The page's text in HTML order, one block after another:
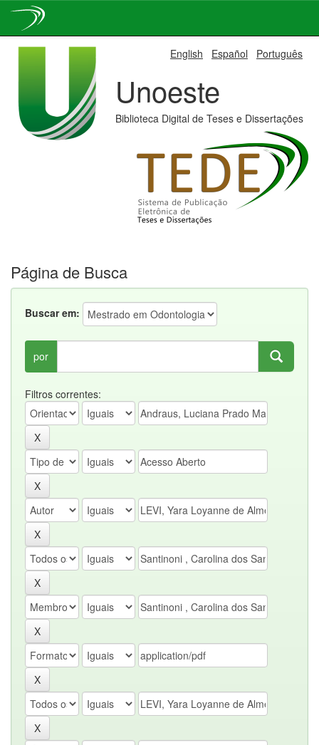
English Español Português
Unoeste
Biblioteca Digital de Teses e Dissertações
Página de Busca
Buscar em:
por
Filtros correntes: